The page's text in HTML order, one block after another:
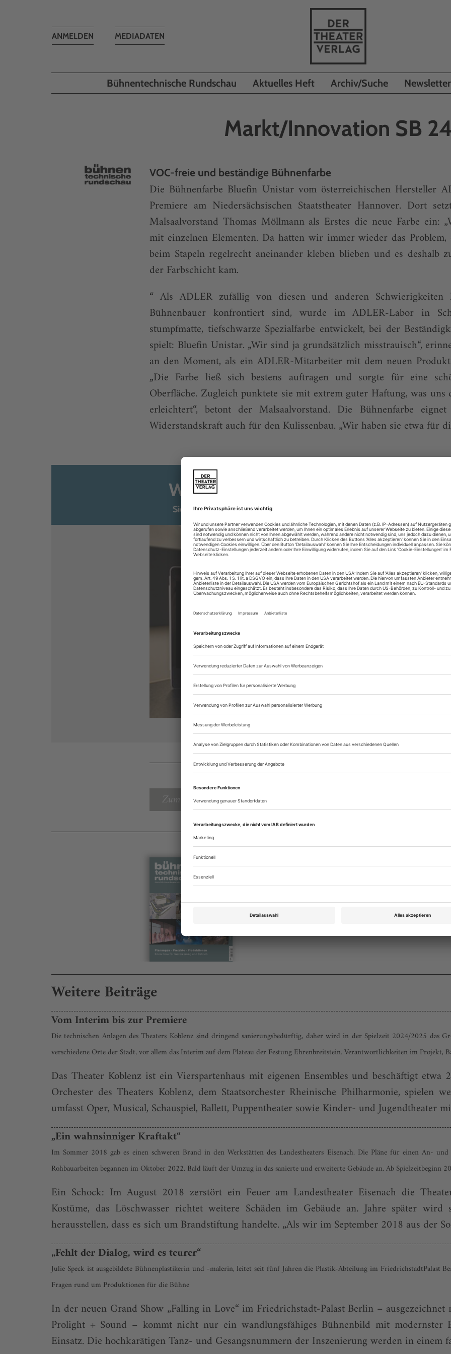
MEDIADATEN
Toggle
ANMELDEN
Bühnentechnische Rundschau Aktuelles Heft Archiv/Suche Newsletter
Markt/Innovation SB 24
VOC-freie und beständige Bühnenfarbe
Die Bühnenfarbe Bluefin Unistar vom österreichischen Hersteller
Premiere am Niedersächsischen Staatstheater Hannover. Dort
Malsaalvorstand Thomas Möllmann als Erstes die neue Farbe ein:
mit einzelnen Elementen. Da hatten wir immer wieder das Problem,
beim Stapeln regelrecht aneinander kleben blieben und es deshalb
der Farbschicht kam.
“ Als ADLER zufällig von diesen und anderen
Bühnenbauer konfrontiert sind, wurde im ADLER-Labor in
stumpfmatte, tiefschwarze Spezialfarbe entwickelt, bei der
spielt: Bluefin Unistar. „Wir sind ja grundsätzlich misstrauisch“,
an den Moment, als ein ADLER-Mitarbeiter mit dem neuen
„Die Farbe ließ sich bestens auftragen und sorgte für eine
Oberfläche. Zugleich punktete sie mit extrem guter Haftung, was
erleichtert“, betont der Malsaalvorstand. Die Bühnenfarbe
Widerstandskraft auch für den Kulissenbau. „Wir haben sie etwa für
Weiterlesen mit dem digitalen
Sie sind bereits Abonnent der Bühnentechnischen Rundschau? Loggen
Alle
Artikel online lesen
Zugang zum ePaper
Lesegenuss auf
Sie können alle Vorteile
sofort nutzen
Digital-Abo testen
Zum Inhaltsverzeichnis
Rubrik: Markt und Innovation, Seite 90
von
Bestellen
Weitere Beiträge
Vom Interim bis zur Premiere
Die technischen Anlagen des Theaters Koblenz sind dringend sanierungsbedürftig, daher wird in der Spielzeit 2024/2025 das
verschiedene Orte der Stadt, vor allem das Interim auf dem Plateau der Festung Ehrenbreitstein. Verantwortlichkeiten im
Das Theater Koblenz ist ein Vierspartenhaus mit eigenen Ensembles und beschäftigt
Orchester des Theaters Koblenz, dem Staatsorchester Rheinische Philharmonie, spielen
umfasst Oper, Musical, Schauspiel, Ballett, Puppentheater sowie Kinder- und Jugendtheater
„Ein wahnsinniger Kraftakt“
Im Sommer 2018 gab es einen schweren Brand in den Werkstätten des Landestheaters Eisenach. Die Pläne für einen An-
Rohbauarbeiten begannen im Oktober 2022. Bald läuft der Umzug in das sanierte und erweiterte Gebäude an. Ab Spielzeitbeginn
Ein Schock: Im August 2018 zerstört ein Feuer am Landestheater Eisenach die
Kostüme, das Löschwasser richtet weitere Schäden im Gebäude an. Jahre später
herausstellen, dass es sich um Brandstiftung handelte. „Als wir im September 2018 aus der
„Fehlt der Dialog, wird es teurer“
Julie Speck ist ausgebildete Bühnenplastikerin und -malerin, leitet seit fünf Jahren die Plastik-Abteilung im
Fragen rund um Produktionen für die Bühne
In der neuen Grand Show „Falling in Love“ im Friedrichstadt-Palast Berlin –
Prolight + Sound – kommt nicht nur ein wandlungsfähiges Bühnenbild mit
Einsatz. Die hochkarätigen Tanz- und Gesangsnummern der Inszenierung werden in einem